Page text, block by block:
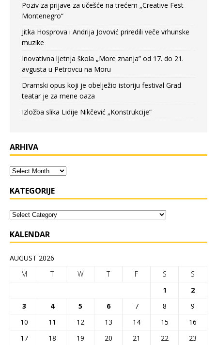
Poziv za prijave za učešće na trećem „Creative Fest
Montenegro“
Jitka Hosprova i Andrija Jovović priredili veče vrhunske
muzike
Inovativna ljetnja škola „More znanja” od 17. do 21.
avgusta u Petrovcu na Moru
Dramski opus koji je obelježio istoriju festival Grad
teatar je za mene oaza
Izložba slika Lidije Nikčević „Konstrukcije“
ARHIVA
KATEGORIJE
KALENDAR
AUGUST 2026
M
T W T F S
S
1
2
3
4 5 6 7 8
9
10
11 12 13 14 15
16
17
18 19 20 21 22
23